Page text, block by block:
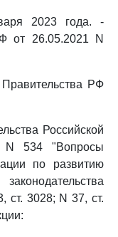
2023 года. -
от 26.05.2021 N
РФ
Российской
534 "Вопросы
по развитию
ст. 3028; N 37, ст.